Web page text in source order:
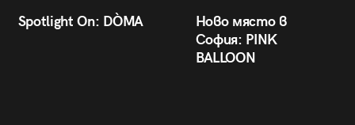
Spotlight On: DÒMA
Ново място в
София: PINK
BALLOON